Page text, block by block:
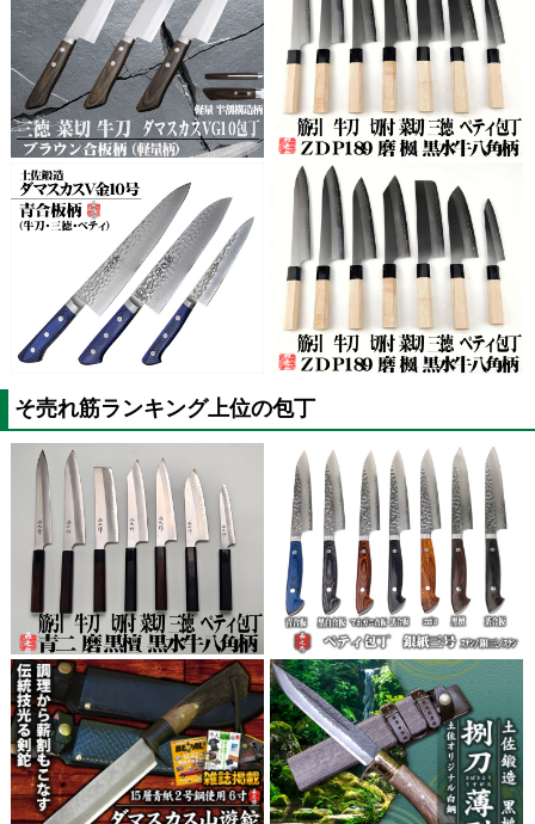
そ売れ筋ランキング上位の包丁